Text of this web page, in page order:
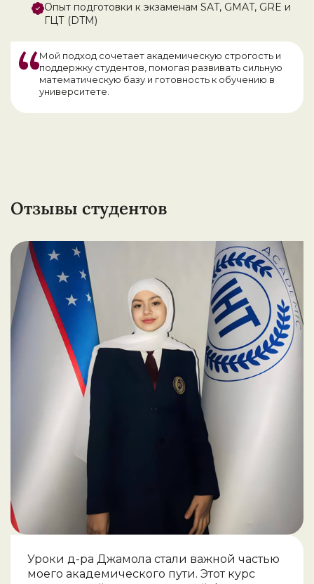
Опыт подготовки к экзаменам SAT, GMAT, GRE и
ГЦТ (DTM)
Мой подход сочетает академическую строгость и
поддержку студентов, помогая развивать сильную
математическую базу и готовность к обучению в
университете.
Отзывы студентов
Уроки д-ра Джамола стали важной частью
моего академического пути. Этот курс